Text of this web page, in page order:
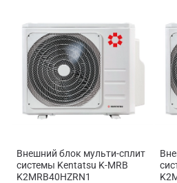
Внешний блок мульти-сплит
системы Kentatsu K-MRB
K2MRB40HZRN1